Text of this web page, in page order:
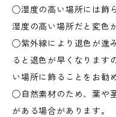
◯湿度の高い場所には飾
湿度の高い場所だと変色
◯紫外線により退色が進
ると退色が早くなります
い場所に飾ることをお勧
◯自然素材のため、葉や
がある場合があります。